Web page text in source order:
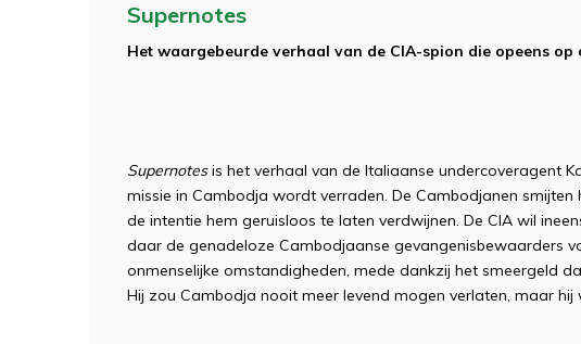
Supernotes
Het waargebeurde verhaal van de CIA-spion die opeens op
Supernotesis het verhaal van de Italiaanse undercoveragent
missie in Cambodja wordt verraden. De Cambodjanen smijten
de intentie hem geruisloos te laten verdwijnen. De CIA wil
daar de genadeloze Cambodjaanse gevangenisbewaarders
onmenselijke omstandigheden, mede dankzij het smeergeld
Hij zou Cambodja nooit meer levend mogen verlaten, maar hij